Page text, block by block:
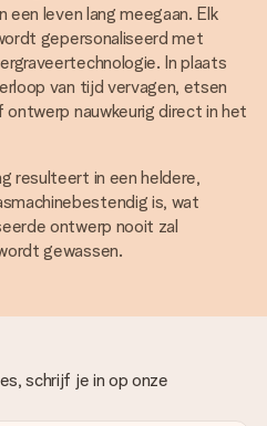
een leven lang meegaan. Elk
gepersonaliseerd met
In plaats
van tijd vervagen, etsen
nauwkeurig direct in het
resulteert in een heldere,
is, wat
ontwerp nooit zal
gewassen.
schrijf je in op onze